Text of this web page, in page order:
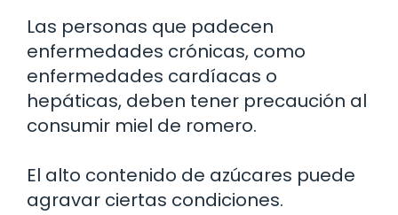
Las personas que padecen
enfermedades crónicas, como
enfermedades cardíacas o
hepáticas, deben tener precaución al
consumir miel de romero.
El alto contenido de azúcares puede
agravar ciertas condiciones.